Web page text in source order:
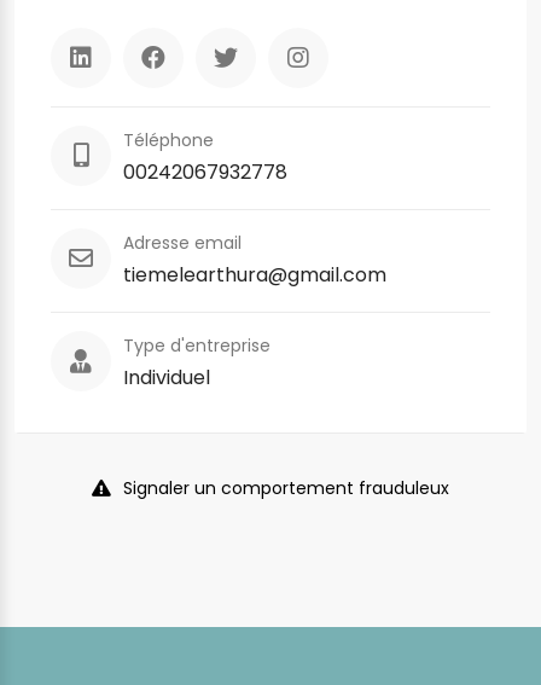
Téléphone
00242067932778
Adresse email
tiemelearthura@gmail.com
Type d'entreprise
Individuel
Signaler un comportement frauduleux